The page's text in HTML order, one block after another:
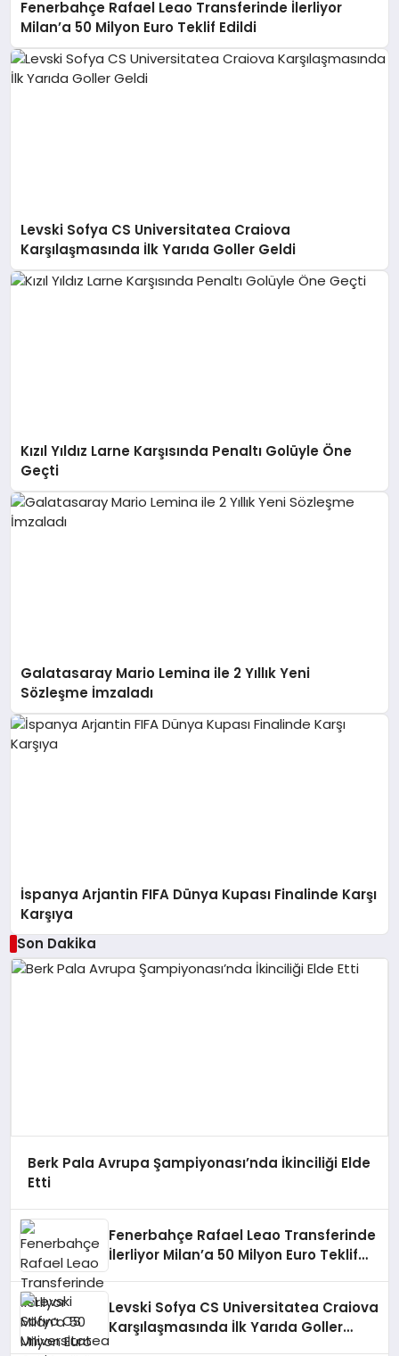
Fenerbahçe Rafael Leao Transferinde İlerliyor
Milan’a 50 Milyon Euro Teklif Edildi
Levski Sofya CS Universitatea Craiova
Karşılaşmasında İlk Yarıda Goller Geldi
Kızıl Yıldız Larne Karşısında Penaltı Golüyle Öne
Geçti
Galatasaray Mario Lemina ile 2 Yıllık Yeni
Sözleşme İmzaladı
İspanya Arjantin FIFA Dünya Kupası Finalinde Karşı
Karşıya
Son Dakika
Berk Pala Avrupa Şampiyonası’nda İkinciliği Elde
Etti
Fenerbahçe Rafael Leao Transferinde
İlerliyor Milan’a 50 Milyon Euro Teklif
Levski Sofya CS Universitatea Craiova
Karşılaşmasında İlk Yarıda Goller